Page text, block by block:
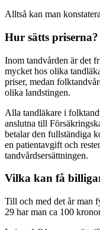
Alltså kan man
Hur sätts priserna?
Inom tandvården är det
mycket hos olika
priser, medan
olika landstingen.
Alla tandläkare i
anslutna till
betalar den fullständiga
en patientavgift och
tandvårdsersättningen.
Vilka kan få
Till och med det år man
29 har man ca 100